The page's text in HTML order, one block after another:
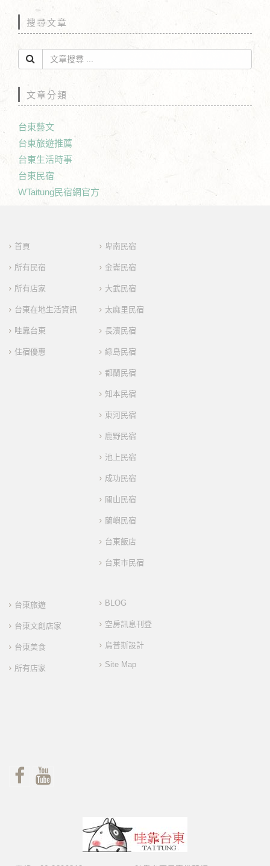
搜尋文章
文章分類
台東藝文
台東旅遊推薦
台東生活時事
台東民宿
WTaitung民宿網官方
首頁
所有民宿
所有店家
台東在地生活資訊
哇靠台東
住宿優惠
卑南民宿
金崙民宿
大武民宿
太麻里民宿
長濱民宿
綠島民宿
都蘭民宿
知本民宿
東河民宿
鹿野民宿
池上民宿
成功民宿
關山民宿
蘭嶼民宿
台東飯店
台東市民宿
台東旅遊
台東文創店家
台東美食
所有店家
BLOG
空房訊息刊登
烏普斯設計
Site Map